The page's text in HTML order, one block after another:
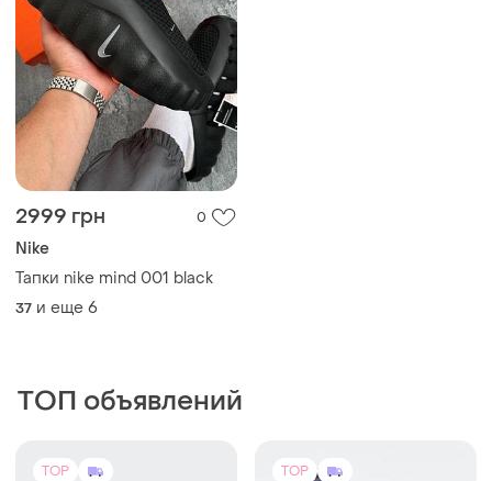
2999 грн 0
Nike
Тапки nike mind 001 black
37 и еще 6
ТОП объявлений